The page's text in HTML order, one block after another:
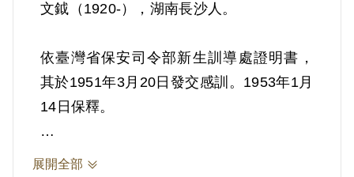
文鉞（1920-），湖南長沙人。
依臺灣省保安司令部新生訓導處證明書，
其於1951年3月20日發交感訓。1953年1月
14日保釋。
其於2001年2月向補償基金會提出申請，
展開全部